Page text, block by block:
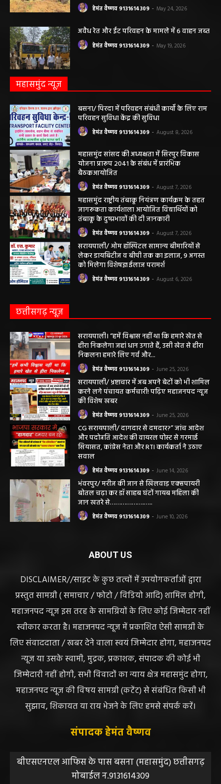
खोदा गया सरकारी तालाब? सड़क निर्माण कार्य पर
हेमंत वैष्णव 9131614309 - May 24, 2026
महासमुंद न्यूज़
बसना/ पिरदा में परिवहन संबंधी कार्यों के लिए राम
हेमंत वैष्णव 9131614309 - August 8, 2026
महासमुंद सांसद की अध्यक्षता में सिरपुर विकास
योजना प्रारूप 2041 के संबंध में प्रारंभिक
बैठकआयोजित
हेमंत वैष्णव 9131614309 - August 7, 2026
महासमुंद राष्ट्रीय तंबाकू नियंत्रण कार्यक्रम के तहत
जागरूकता कार्यशाला आयोजित विद्यार्थियों को
तंबाकू के दुष्प्रभावों की दी जानकारी
हेमंत वैष्णव 9131614309 - August 7, 2026
सरायपाली/ ओम हॉस्पिटल सामान्य बीमारियों से
लेकर डायबिटीज व बीपी तक का इलाज, 9 अगस्त
छत्तीसगढ़ न्यूज़
सरायपाली। “हमें विश्वास नहीं था कि हमारे खेत से
हीरा निकलेगा जहां धान उगाते हैं, उसी खेत से हीरा
निकलना हमारे लिए गर्व और...
हेमंत वैष्णव 9131614309 - June 25, 2026
सरायपाली/ भ्रष्टाचार में अब अपने बेटों को भी शामिल
करने लगे पंचायत कर्मचारी! पढ़िए महाजनपद न्यूज
की विशेष खबर
हेमंत वैष्णव 9131614309 - June 25, 2026
CG सरायपाली/ दागदार से दमदार?” जांच आदेश
और पदोन्नति आदेश की वायरल पोस्ट से गरमाई
सियासत, कांग्रेस नेता और RTI कार्यकर्ता ने उठाए
सवाल
हेमंत वैष्णव 9131614309 - June 14, 2026
भंवरपुर/ मरीज की जान से खिलवाड़ एक्सपायरी
बोतल चढ़ा कर डॉ साहब घंटों गायब महिला की
ABOUT US
DISCLAIMER//साइट के कुछ तत्वों में उपयोगकर्ताओं द्वारा
प्रस्तुत सामग्री ( समाचार / फोटो / विडियो आदि) शामिल होगी,
महाजनपद न्यूज इस तरह के सामग्रियों के लिए कोई जिम्मेदार नहीं
स्वीकार करता है। महाजनपद न्यूज में प्रकाशित ऐसी सामग्री के
लिए संवाददाता / खबर देने वाला स्वयं जिम्मेदार होगा, महाजनपद
न्यूज या उसके स्वामी, मुद्रक, प्रकाशक, संपादक की कोई भी
जिम्मेदारी नहीं होगी, सभी विवादों का न्याय क्षेत्र महासमुंद होगा,
महाजनपद न्यूज की विषय सामग्री (कटेंट) से संबंधित किसी भी
सुझाव, शिकायत या राय भेजने के लिए हमसे संपर्क करें।
संपादक हेमंत वैष्णव